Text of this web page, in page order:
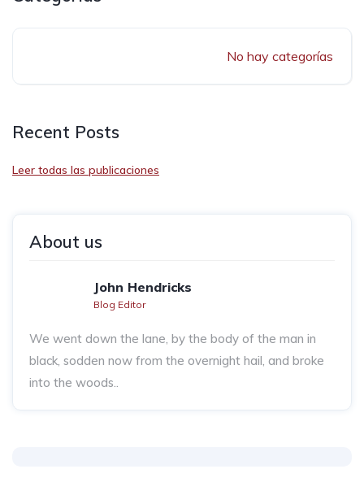
No hay categorías
Recent Posts
Leer todas las publicaciones
About us
John Hendricks
Blog Editor
We went down the lane, by the body of the man in
black, sodden now from the overnight hail, and broke
into the woods..